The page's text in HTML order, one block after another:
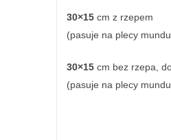
30×15 cm z rzepem
(pasuje na plecy
30×15 cm bez rzepa,
(pasuje na plecy